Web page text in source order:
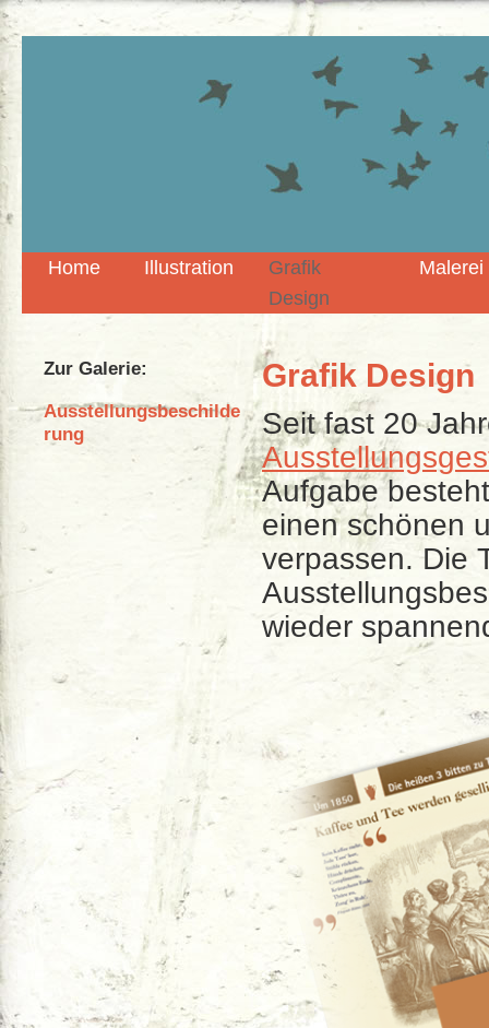
Home Illustration
Grafik
Design
Malerei
Zur Galerie:
Ausstellungsbeschilde
rung
Grafik Design
Seit fast 20
Aufgabe
einen schönen
verpassen. Die
wieder